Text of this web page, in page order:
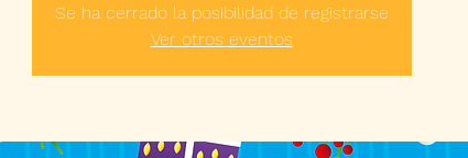
Se ha cerrado la posibilidad de registrarse
Ver otros eventos